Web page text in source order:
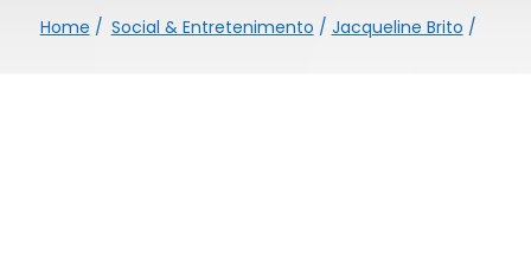
Home / Social & Entretenimento / Jacqueline Brito /